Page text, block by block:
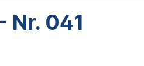
Nr. 041